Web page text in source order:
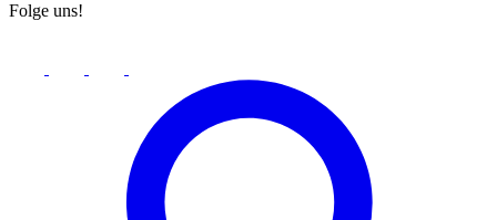
Folge uns!